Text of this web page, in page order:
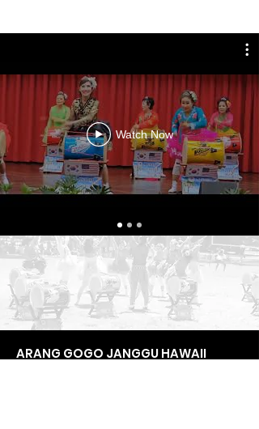
Watch Now
ARANG GOGO JANGGU HAWAII